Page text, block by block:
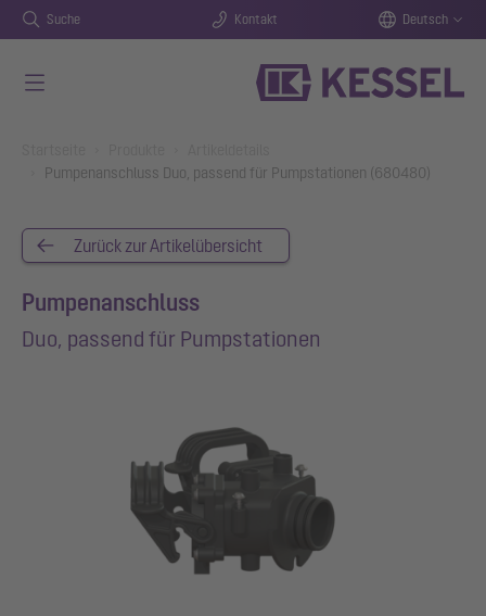
Suche Kontakt Deutsch
Pumpenanschluss Duo, passend für Pumpstationen (680480)
Zurück zur Artikelübersicht
Pumpenanschluss
Duo, passend für Pumpstationen